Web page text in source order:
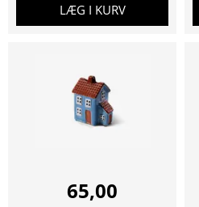
LÆG I KURV
65,00